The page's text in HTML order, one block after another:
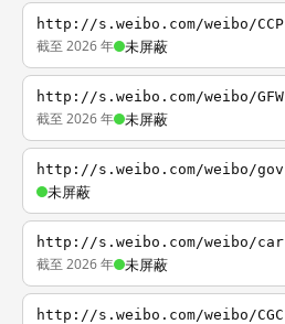
http://s.weibo.com/weibo/CCP
截至 2026 年 未屏蔽
http://s.weibo.com/weibo/GFW
截至 2026 年 未屏蔽
http://s.weibo.com/weibo/gov
未屏蔽
http://s.weibo.com/weibo/car
截至 2026 年 未屏蔽
http://s.weibo.com/weibo/CGC